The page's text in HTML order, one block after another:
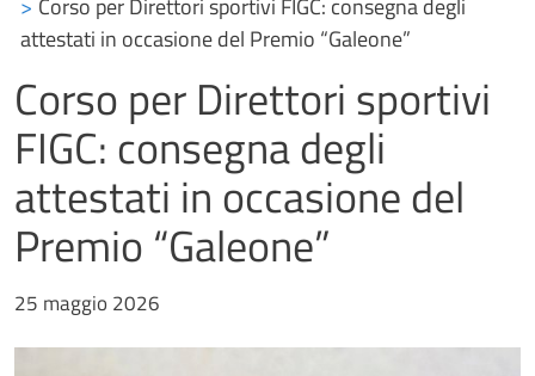
Corso per Direttori sportivi FIGC: consegna degli
attestati in occasione del Premio “Galeone”
Corso per Direttori sportivi
FIGC: consegna degli
attestati in occasione del
Premio “Galeone”
25 maggio 2026